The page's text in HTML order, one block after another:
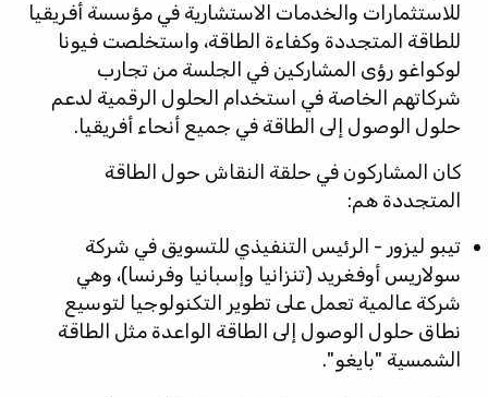
للاستثمارات والخدمات الاستشارية في مؤسسة أفريقيا
للطاقة المتجددة وكفاءة الطاقة، واستخلصت فيونا
لوكواغو رؤى المشاركين في الجلسة من تجارب
شركاتهم الخاصة في استخدام الحلول الرقمية لدعم
حلول الوصول إلى الطاقة في جميع أنحاء أفريقيا.
كان المشاركون في حلقة النقاش حول الطاقة
المتجددة هم:
تيبو ليزور - الرئيس التنفيذي للتسويق في شركة
سولاريس أوفغريد (تنزانيا وإسبانيا وفرنسا)، وهي
شركة عالمية تعمل على تطوير التكنولوجيا لتوسيع
نطاق حلول الوصول إلى الطاقة الواعدة مثل الطاقة
الشمسية "بايغو".